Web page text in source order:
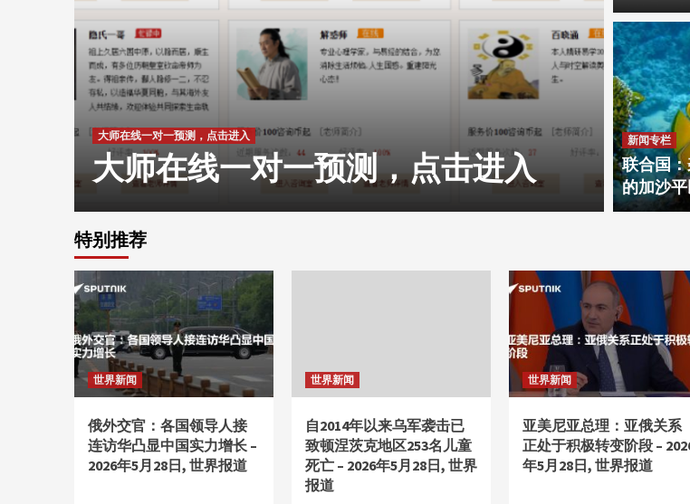
大师在线一对一预测，点击进入
大师在线一对一预测，点击进入
大师在线一
大
新闻专栏
联合国
的加沙
特别推荐
世界新闻
俄外交官：各国领导人接
连访华凸显中国实力增长 –
2026年5月28日, 世界报道
世界新闻
自2014年以来乌军袭击已
致顿涅茨克地区253名儿童
死亡 – 2026年5月28日, 世界
报道
世界新闻
亚美尼亚总理：亚俄关系
正处于积极转变阶段 –
年5月28日, 世界报道